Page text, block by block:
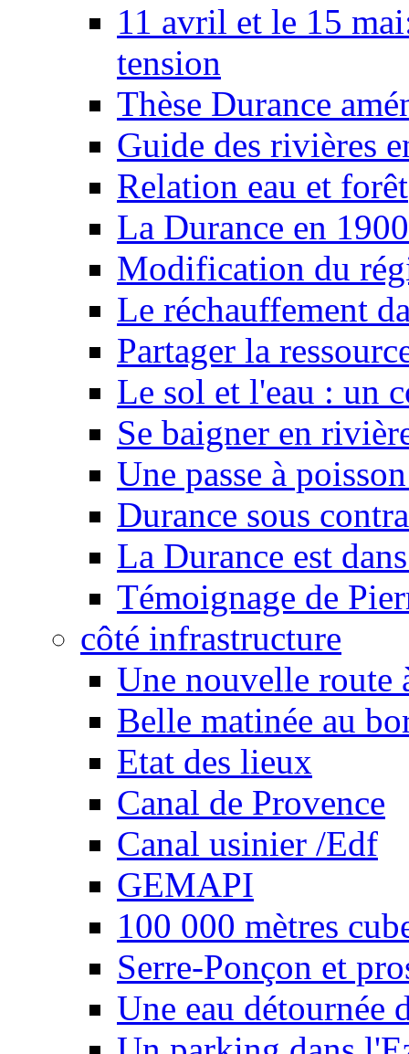
11 avril et le 15
tension
Thèse Durance
Guide des rivières
Relation eau et forêt
La Durance en 1900
Modification du
Le réchauffement
Partager la
Le sol et l'eau : un
Se baigner en
Une passe à
Durance sous
La Durance est
Témoignage de
côté infrastructure
Une nouvelle route
Belle matinée au
Etat des lieux
Canal de Provence
Canal usinier /Edf
GEMAPI
100 000 mètres
Serre-Ponçon et
Une eau détournée